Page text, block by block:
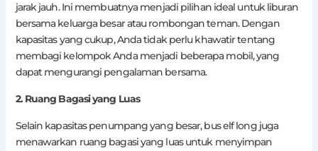
jarak jauh. Ini membuatnya menjadi pilihan ideal untuk liburan
bersama keluarga besar atau rombongan teman. Dengan
kapasitas yang cukup, Anda tidak perlu khawatir tentang
membagi kelompok Anda menjadi beberapa mobil, yang
dapat mengurangi pengalaman bersama.
2. Ruang Bagasi yang Luas
Selain kapasitas penumpang yang besar, bus elf long juga
menawarkan ruang bagasi yang luas untuk menyimpan